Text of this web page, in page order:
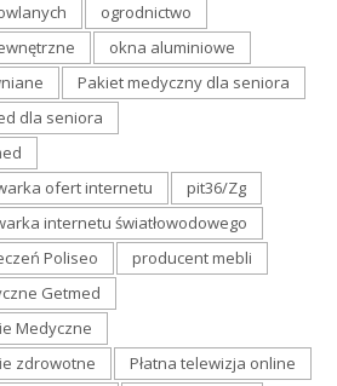
ogrodnictwo
okna aluminiowe
Pakiet medyczny dla seniora
dla seniora
ofert internetu
pit36/Zg
internetu światłowodowego
Poliseo
producent mebli
Getmed
Medyczne
zdrowotne
Płatna telewizja online